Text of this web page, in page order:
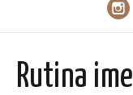
Rutina